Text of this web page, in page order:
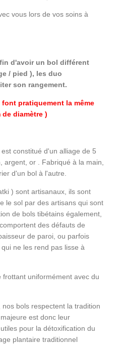
vous lors de vos soins à
d'avoir un bol différent
/ pied ), les duo
son rangement.
pratiquement la même
diamètre )
constitué d'un alliage de 5
argent, or . Fabriqué à la main,
d'un bol à l'autre.
) sont artisanaux, ils sont
le sol par des artisans qui sont
de bols tibétains également,
des défauts de
de paroi, ou parfois
ne les rend pas lisse à
uniformément avec du
bols respectent la tradition
est donc leur
pour la détoxification du
plantaire traditionnel